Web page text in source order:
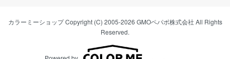
カラーミーショップCopyright (C) 2005-2026 GMOペパボ株式会社 All Rights
Reserved.